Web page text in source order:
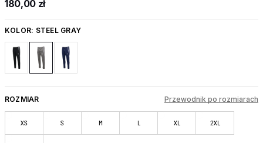
180,00 zł
KOLOR: STEEL GRAY
ROZMIAR Przewodnik po rozmiarach
XS S M L XL 2XL